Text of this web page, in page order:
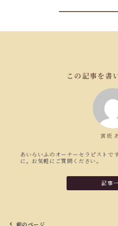
この記事を書
宮坂
あいらいふのオーナーセラピストで
に。お気軽にご質問ください。
記事
前のページ